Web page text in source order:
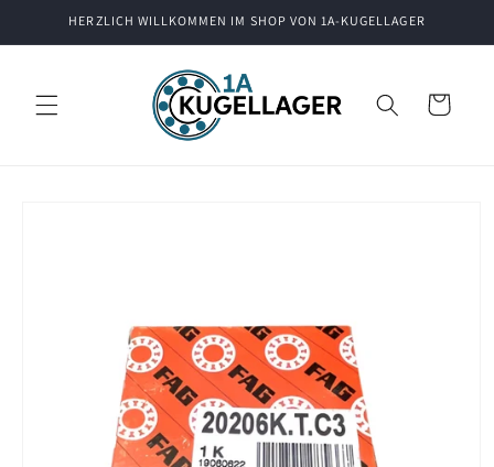
Inhalt
HERZLICH WILLKOMMEN IM SHOP VON 1A-KUGELLAGER
Warenkorb